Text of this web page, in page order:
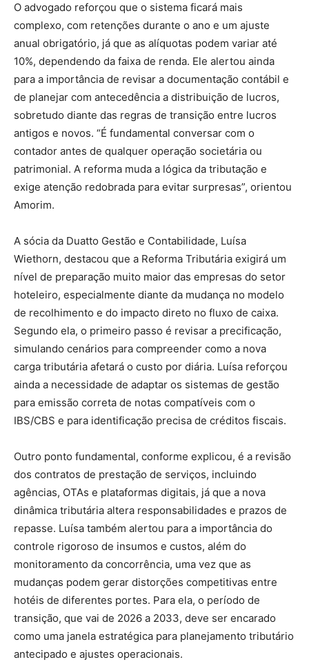
O advogado reforçou que o sistema ficará mais
complexo, com retenções durante o ano e um ajuste
anual obrigatório, já que as alíquotas podem variar até
10%, dependendo da faixa de renda. Ele alertou ainda
para a importância de revisar a documentação contábil e
de planejar com antecedência a distribuição de lucros,
sobretudo diante das regras de transição entre lucros
antigos e novos. “É fundamental conversar com o
contador antes de qualquer operação societária ou
patrimonial. A reforma muda a lógica da tributação e
exige atenção redobrada para evitar surpresas”, orientou
Amorim.
A sócia da Duatto Gestão e Contabilidade, Luísa
Wiethorn, destacou que a Reforma Tributária exigirá um
nível de preparação muito maior das empresas do setor
hoteleiro, especialmente diante da mudança no modelo
de recolhimento e do impacto direto no fluxo de caixa.
Segundo ela, o primeiro passo é revisar a precificação,
simulando cenários para compreender como a nova
carga tributária afetará o custo por diária. Luísa reforçou
ainda a necessidade de adaptar os sistemas de gestão
para emissão correta de notas compatíveis com o
IBS/CBS e para identificação precisa de créditos fiscais.
Outro ponto fundamental, conforme explicou, é a revisão
dos contratos de prestação de serviços, incluindo
agências, OTAs e plataformas digitais, já que a nova
dinâmica tributária altera responsabilidades e prazos de
repasse. Luísa também alertou para a importância do
controle rigoroso de insumos e custos, além do
monitoramento da concorrência, uma vez que as
mudanças podem gerar distorções competitivas entre
hotéis de diferentes portes. Para ela, o período de
transição, que vai de 2026 a 2033, deve ser encarado
como uma janela estratégica para planejamento tributário
antecipado e ajustes operacionais.